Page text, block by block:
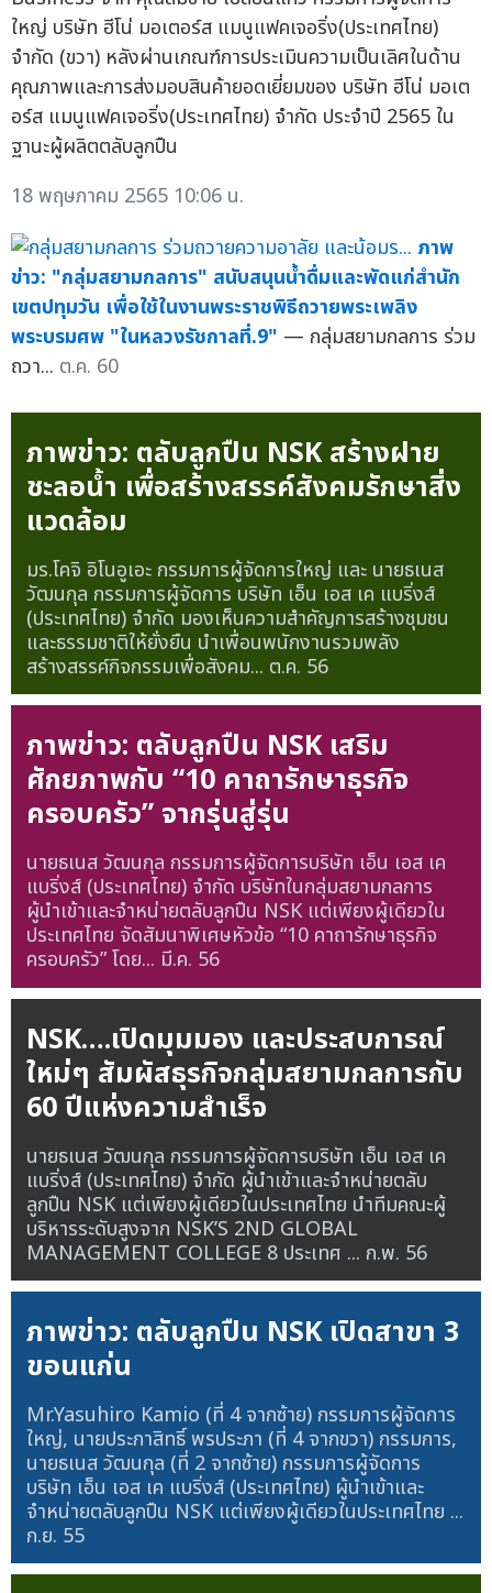
ใหญ่ บริษัท ฮีโน่ มอเตอร์ส แมนูแฟคเจอริ่ง(ประเทศไทย)
จำกัด (ขวา) หลังผ่านเกณฑ์การประเมินความเป็นเลิศในด้าน
คุณภาพและการส่งมอบสินค้ายอดเยี่ยมของ บริษัท ฮีโน่ มอเต
อร์ส แมนูแฟคเจอริ่ง(ประเทศไทย) จำกัด ประจำปี 2565 ใน
ฐานะผู้ผลิตตลับลูกปืน
18 พฤษภาคม 2565 10:06 น.
ภาพ
ข่าว: "กลุ่มสยามกลการ" สนับสนุนน้ำดื่มและพัดแก่สำนัก
เขตปทุมวัน เพื่อใช้ในงานพระราชพิธีถวายพระเพลิง
พระบรมศพ "ในหลวงรัชกาลที่.9" — กลุ่มสยามกลการ ร่วม
ถวา... ต.ค. 60
ภาพข่าว: ตลับลูกปืน NSK สร้างฝาย
ชะลอน้ำ เพื่อสร้างสรรค์สังคมรักษาสิ่ง
แวดล้อม
มร.โคจิ อิโนอูเอะ กรรมการผู้จัดการใหญ่ และ นายธเนส
วัฒนกุล กรรมการผู้จัดการ บริษัท เอ็น เอส เค แบริ่งส์
(ประเทศไทย) จำกัด มองเห็นความสำคัญการสร้างชุมชน
และธรรมชาติให้ยั่งยืน นำเพื่อนพนักงานรวมพลัง
สร้างสรรค์กิจกรรมเพื่อสังคม... ต.ค. 56
ภาพข่าว: ตลับลูกปืน NSK เสริม
ศักยภาพกับ “10 คาถารักษาธุรกิจ
ครอบครัว” จากรุ่นสู่รุ่น
นายธเนส วัฒนกุล กรรมการผู้จัดการบริษัท เอ็น เอส เค
แบริ่งส์ (ประเทศไทย) จำกัด บริษัทในกลุ่มสยามกลการ
ผู้นำเข้าและจำหน่ายตลับลูกปืน NSK แต่เพียงผู้เดียวใน
ประเทศไทย จัดสัมนาพิเศษหัวข้อ “10 คาถารักษาธุรกิจ
ครอบครัว” โดย... มี.ค. 56
NSK….เปิดมุมมอง และประสบการณ์
ใหม่ๆ สัมผัสธุรกิจกลุ่มสยามกลการกับ
60 ปีแห่งความสำเร็จ
นายธเนส วัฒนกุล กรรมการผู้จัดการบริษัท เอ็น เอส เค
แบริ่งส์ (ประเทศไทย) จำกัด ผู้นำเข้าและจำหน่ายตลับ
ลูกปืน NSK แต่เพียงผู้เดียวในประเทศไทย นำทีมคณะผู้
บริหารระดับสูงจาก NSK’S 2ND GLOBAL
MANAGEMENT COLLEGE 8 ประเทศ ... ก.พ. 56
ภาพข่าว: ตลับลูกปืน NSK เปิดสาขา 3
ขอนแก่น
Mr.Yasuhiro Kamio (ที่ 4 จากซ้าย) กรรมการผู้จัดการ
ใหญ่, นายประกาสิทธิ์ พรประภา (ที่ 4 จากขวา) กรรมการ,
นายธเนส วัฒนกุล (ที่ 2 จากซ้าย) กรรมการผู้จัดการ
บริษัท เอ็น เอส เค แบริ่งส์ (ประเทศไทย) ผู้นำเข้าและ
จำหน่ายตลับลูกปืน NSK แต่เพียงผู้เดียวในประเทศไทย ...
ก.ย. 55